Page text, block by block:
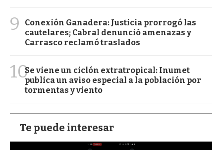
9
Conexión Ganadera: Justicia prorrogó las
cautelares; Cabral denunció amenazas y
Carrasco reclamó traslados
10Se viene un ciclón extratropical: Inumet
publica un aviso especial a la población por
tormentas y viento
Te puede interesar